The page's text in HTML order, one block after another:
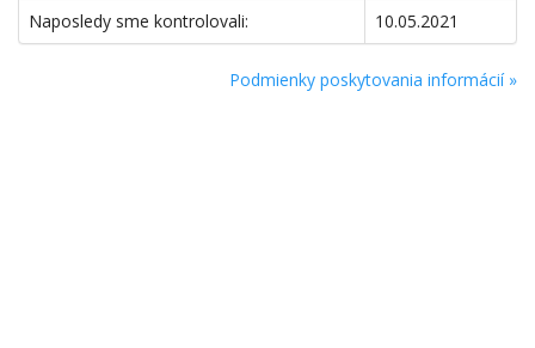
Naposledy sme kontrolovali: 10.05.2021
Podmienky poskytovania informácií »